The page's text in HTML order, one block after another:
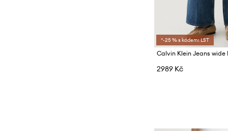
*-25 % s kódem: LST
2989 Kč